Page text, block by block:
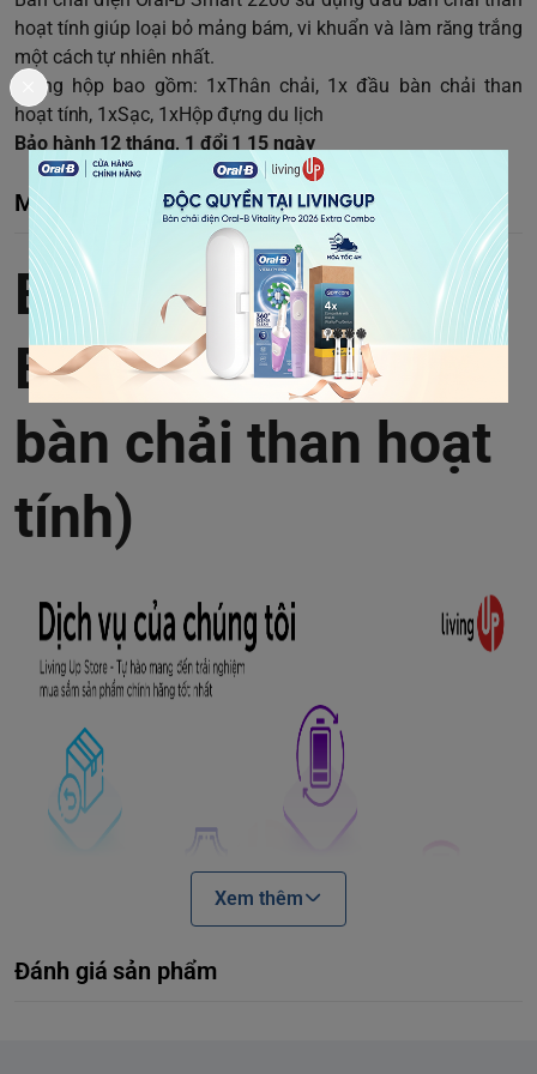
hoạt tính giúp loại bỏ mảng bám, vi khuẩn và làm răng trắng
một cách tự nhiên nhất.
Trong hộp bao gồm: 1xThân chải, 1x đầu bàn chải than
hoạt tính, 1xSạc, 1xHộp đựng du lịch
Bảo hành 12 tháng, 1 đổi 1 15 ngày
Mô tả chi tiết
Bàn chải điện Oral-
B Smart 2200 (đầu
bàn chải than hoạt
tính)
Xem thêm
Đánh giá sản phẩm